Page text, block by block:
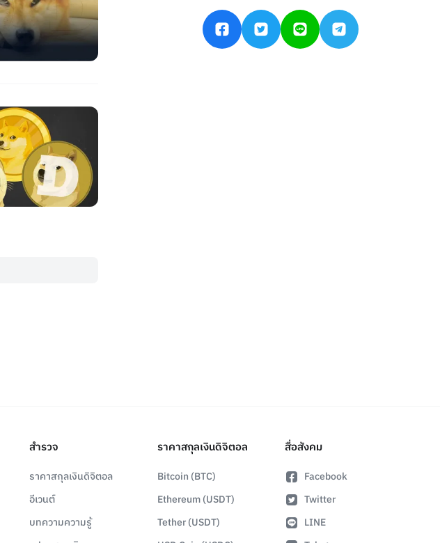
สำรวจ
ราคาสกุลเงินดิจิตอล
อีเวนต์
บทความความรู้
ราคาสกุลเงินดิจิตอล
Bitcoin (BTC)
Ethereum (USDT)
Tether (USDT)
สื่อสังคม
Facebook
Twitter
LINE